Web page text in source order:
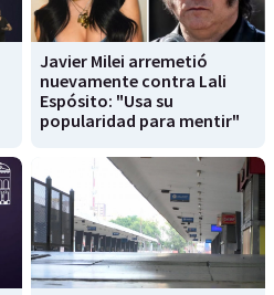
Javier Milei arremetió
nuevamente contra Lali
Espósito: "Usa su
popularidad para mentir"